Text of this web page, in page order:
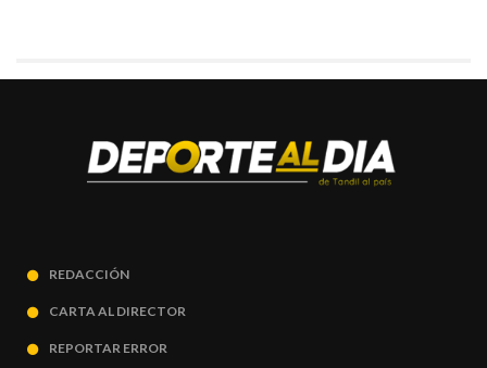
REDACCIÓN
CARTA AL DIRECTOR
REPORTAR ERROR